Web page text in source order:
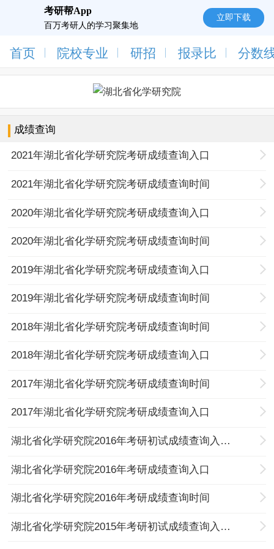
考研帮App
百万考研人的学习聚集地
立即下载
首页 院校专业 研招 报录比 分数
成绩查询
2021年湖北省化学研究院考研成绩查询入口
2021年湖北省化学研究院考研成绩查询时间
2020年湖北省化学研究院考研成绩查询入口
2020年湖北省化学研究院考研成绩查询时间
2019年湖北省化学研究院考研成绩查询入口
2019年湖北省化学研究院考研成绩查询时间
2018年湖北省化学研究院考研成绩查询时间
2018年湖北省化学研究院考研成绩查询入口
2017年湖北省化学研究院考研成绩查询时间
2017年湖北省化学研究院考研成绩查询入口
湖北省化学研究院2016年考研初试成绩查询入口及历年分数线
湖北省化学研究院2016年考研成绩查询入口
湖北省化学研究院2016年考研成绩查询时间
湖北省化学研究院2015年考研初试成绩查询入口及历年分数线